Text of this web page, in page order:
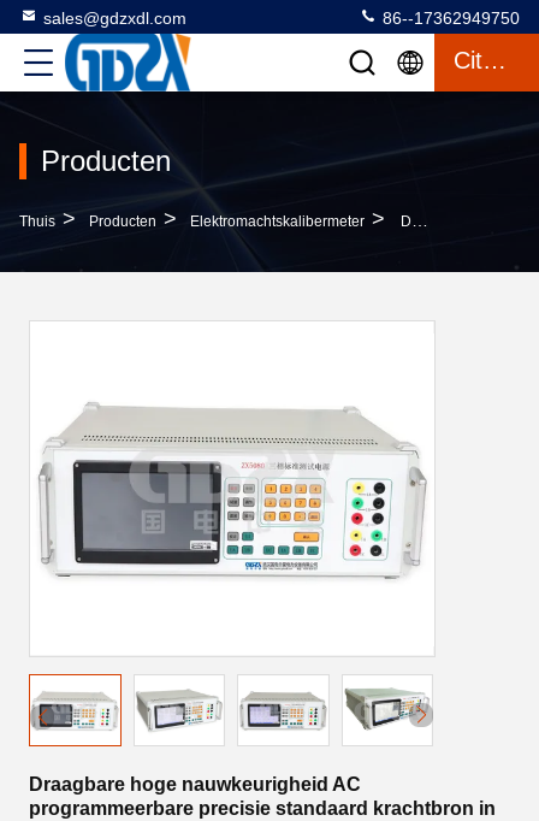
sales@gdzxdl.com 86--17362949750
Citaat
Producten
Thuis > Producten > Elektromachtskalibermeter > Draagbare Hoge Nauwkeurigheid AC Programmeerbare Precisie Standaard Krachtbron In Drie Stadia
Draagbare hoge nauwkeurigheid AC
programmeerbare precisie standaard krachtbron in